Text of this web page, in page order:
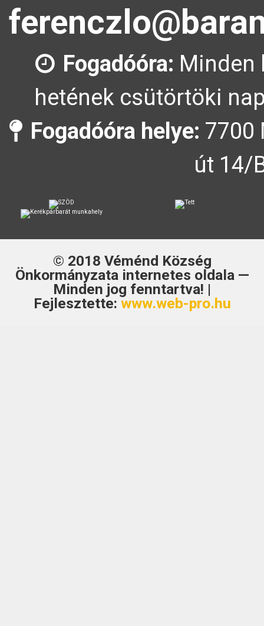
Fogadóóra: Minden
hetének csütörtöki
Fogadóóra helye: 7700
út 14/
© 2018 Véménd Község
Önkormányzatainternetes oldala —
Minden jog fenntartva! |
Fejlesztette: www.web-pro.hu